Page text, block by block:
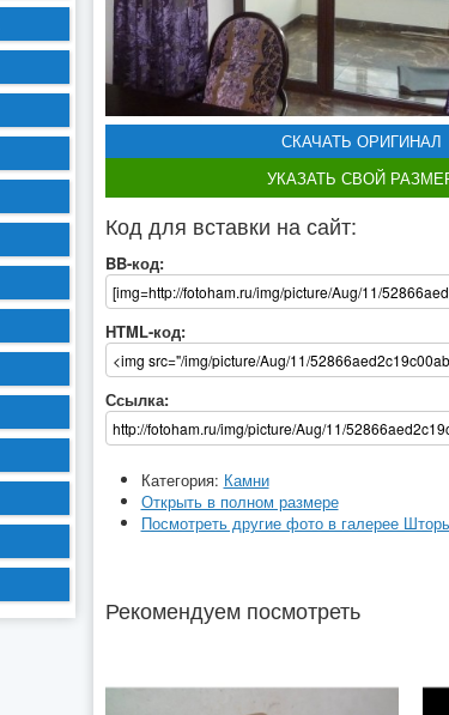
СКАЧАТЬ ОРИГИНАЛ
УКАЗАТЬ СВОЙ
Код для вставки на сайт:
BB-код:
HTML-код:
Ссылка:
Категория: Камни
Открыть в полном размере
Посмотреть другие фото в галерее
Рекомендуем посмотреть